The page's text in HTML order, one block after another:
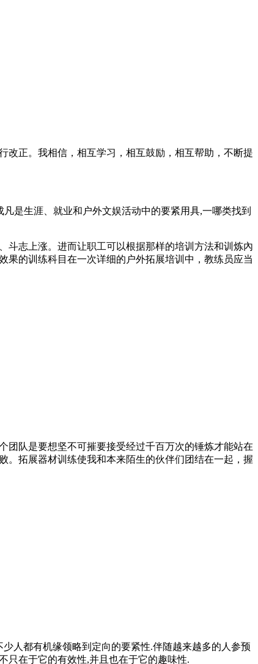
改正。我相信，相互学习，相互鼓励，相互帮助，不断提
是生涯、就业和户外文娱活动中的要紧用具,一哪类找到
斗志上涨。进而让职工可以根据那样的培训方法和训炼內
果的训练科目在一次详细的户外拓展培训中，教练员应当
团队是要想坚不可摧要接受经过千百万次的锤炼才能站在
。拓展器材训练使我和本来陌生的伙伴们团结在一起，握
人都有机缘领略到定向的要紧性.伴随越来越多的人参预
只在于它的有效性,并且也在于它的趣味性.